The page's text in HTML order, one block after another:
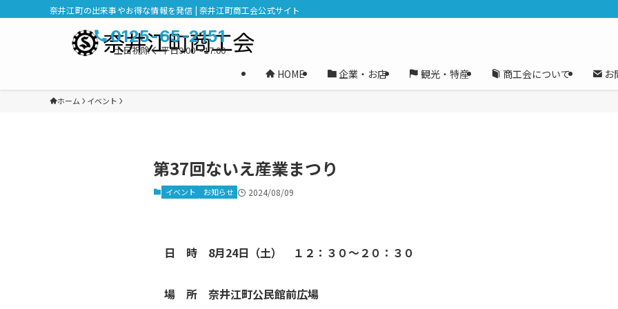
奈井江町の出来事やお得な情報を発信 | 奈井江町商工会公式サイト
HOME 企業・お店 観光・特産 商工会について お
0125-65-2151
土日祝除く 平日9:00～17:00
ホーム イベント
第37回ないえ産業まつり
イベント お知らせ 2024/08/09
日 時 8月24日（土） １２：３０～２０：３０
場 所 奈井江町公民館前広場